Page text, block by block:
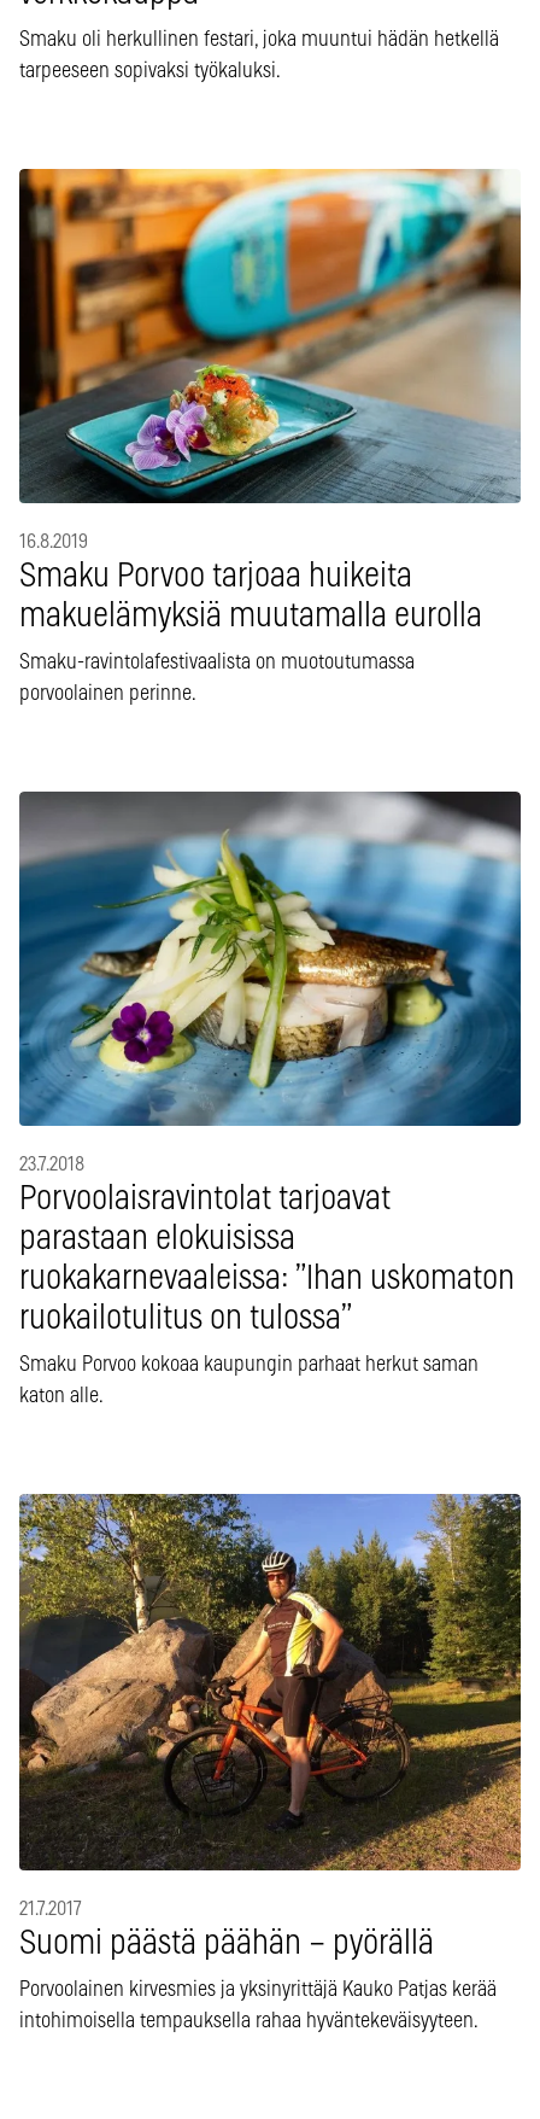
Smaku oli herkullinen festari, joka muuntui hädän hetkellä
tarpeeseen sopivaksi työkaluksi.
16.8.2019
Smaku Porvoo tarjoaa huikeita
makuelämyksiä muutamalla eurolla
Smaku-ravintolafestivaalista on muotoutumassa
porvoolainen perinne.
23.7.2018
Porvoolaisravintolat tarjoavat
parastaan elokuisissa
ruokakarnevaaleissa: ”Ihan uskomaton
ruokailotulitus on tulossa”
Smaku Porvoo kokoaa kaupungin parhaat herkut saman
katon alle.
21.7.2017
Suomi päästä päähän – pyörällä
Porvoolainen kirvesmies ja yksinyrittäjä Kauko Patjas kerää
intohimoisella tempauksella rahaa hyväntekeväisyyteen.